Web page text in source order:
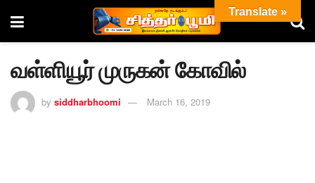
வள்ளியூர் முருகன் கோவில்
by siddharbhoomi March 16, 2019
Translate »